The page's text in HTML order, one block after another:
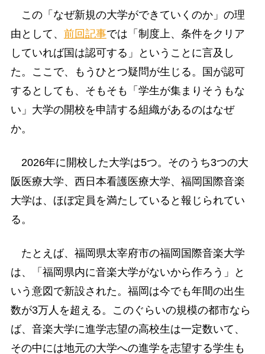
この「なぜ新規の大学ができていくのか」の理
由として、 前回記事では「制度上、条件をクリア
していれば国は認可する」ということに言及し
た。ここで、もうひとつ疑問が生じる。国が認可
するとしても、そもそも「学生が集まりそうもな
い」大学の開校を申請する組織があるのはなぜ
か。
2026年に開校した大学は5つ。そのうち3つの大
阪医療大学、西日本看護医療大学、福岡国際音楽
大学は、ほぼ定員を満たしていると報じられてい
る。
たとえば、福岡県太宰府市の福岡国際音楽大学
は、「福岡県内に音楽大学がないから作ろう」と
いう意図で新設された。福岡は今でも年間の出生
数が3万人を超える。このぐらいの規模の都市なら
ば、音楽大学に進学志望の高校生は一定数いて、
その中には地元の大学への進学を志望する学生も